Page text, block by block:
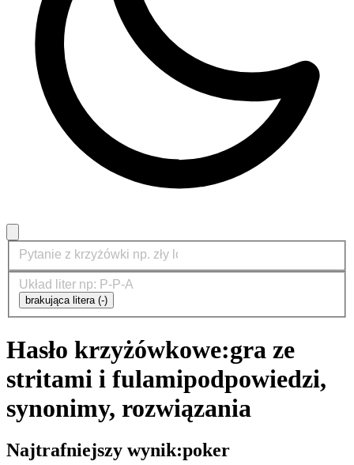
brakująca litera (-)
Hasło krzyżówkowe:gra ze
stritami i fulamipodpowiedzi,
synonimy, rozwiązania
Najtrafniejszy wynik:poker